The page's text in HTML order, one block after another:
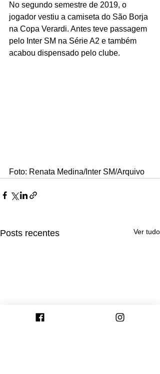
No segundo semestre de 2019, o
jogador vestiu a camiseta do São Borja
na Copa Verardi. Antes teve passagem
pelo Inter SM na Série A2 e também
acabou dispensado pelo clube.
Foto: Renata Medina/Inter SM/Arquivo
Posts recentes Ver tudo